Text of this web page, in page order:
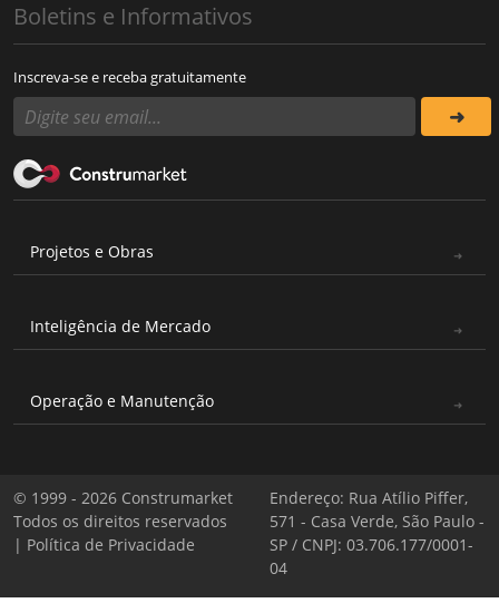
Boletins e Informativos
Inscreva-se e receba gratuitamente
Projetos e Obras
Inteligência de Mercado
Operação e Manutenção
© 1999 - 2026 Construmarket
Todos os direitos reservados
| Política de Privacidade
Endereço: Rua Atílio Piffer,
571 - Casa Verde, São Paulo -
SP / CNPJ: 03.706.177/0001-
04